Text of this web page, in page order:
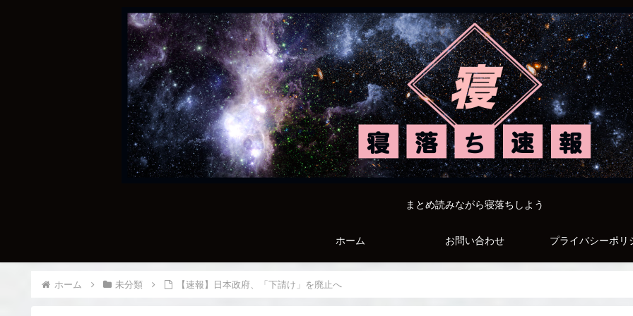
まとめ読みながら寝落ちしよう
ホーム お問い合わせ プライバシーポリ
ホーム 未分類 【速報】日本政府、「下請け」を廃止へ